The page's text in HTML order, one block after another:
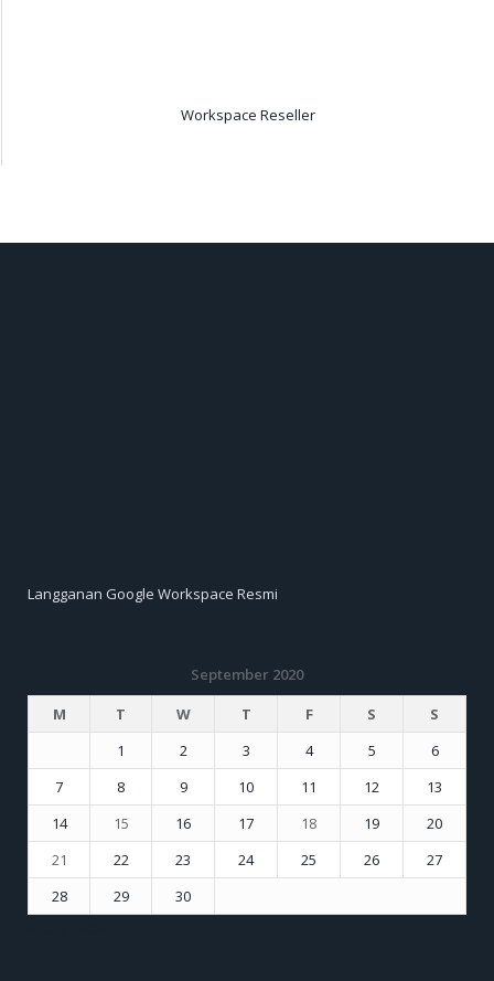
Workspace Reseller
Langganan Google Workspace Resmi
September 2020
M
T W T F S
S
1
2 3 4 5
6
7
8 9 10 11 12
13
14
15 16 17 18 19
20
21
22 23 24 25 26
27
28
29
30